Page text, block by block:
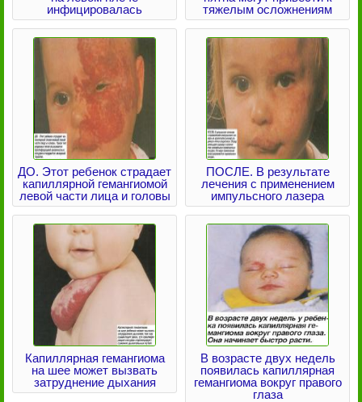
инфицировалась
тяжелым осложнениям
ДО. Этот ребенок страдает
капиллярной гемангиомой
левой части лица и головы
ПОСЛЕ. В результате
лечения с применением
импульсного лазера
Капиллярная гемангиома
на шее может вызвать
затруднение дыхания
В возрасте двух недель
появилась капиллярная
гемангиома вокруг правого
глаза